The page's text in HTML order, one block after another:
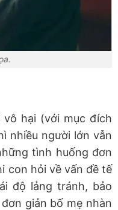
hại (với mục đích
nhiều người lớn vẫn
tình huống đơn
con hỏi về vấn đề tế
độ lảng tránh, bảo
giản bố mẹ nhàn